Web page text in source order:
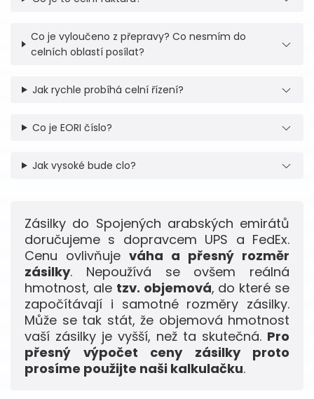
Co je vyloučeno z přepravy? Co nesmím do
celních oblastí posílat?
Jak rychle probíhá celní řízení?
Co je EORI číslo?
Jak vysoké bude clo?
Zásilky do Spojených arabských emirátů
doručujeme s dopravcem UPS a FedEx.
Cenu ovlivňuje váha a přesný rozměr
zásilky. Nepoužívá se ovšem reálná
hmotnost, ale tzv. objemová, do které se
započítávají i samotné rozměry zásilky.
Může se tak stát, že objemová hmotnost
vaší zásilky je vyšší, než ta skutečná. Pro
přesný výpočet ceny zásilky proto
prosíme použijte naši kalkulačku.